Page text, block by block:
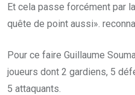
Et cela passe forcément par
quête de point aussi».
Pour ce faire Guillaume
joueurs dont 2 gardiens, 5
5 attaquants.